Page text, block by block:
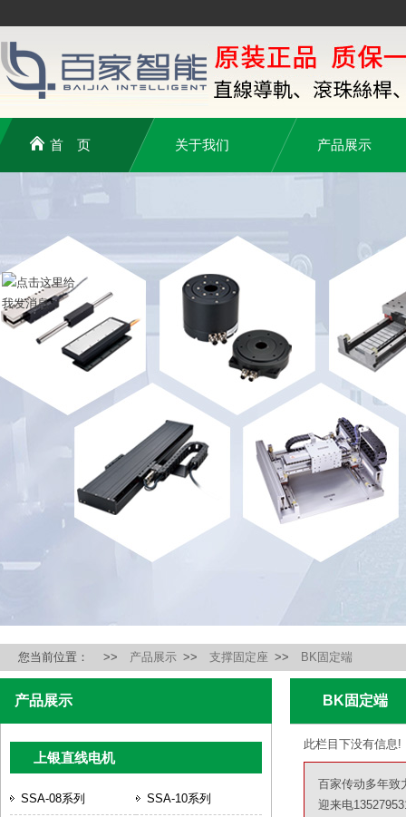
首 页 关于我们 产品展示
您当前位置： >> 产品展示 >> 支撑固定座 >> BK固定端
产品展示
上银直线电机
SSA-08系列 SSA-10系列
BK固定端
此栏目下没有信息!
百家传动多年致
迎来电